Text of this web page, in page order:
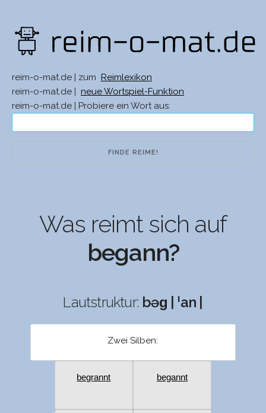
reim-o-mat.de | zum
Reimlexikon
reim-o-mat.de |
neue Wortspiel-Funktion
reim-o-mat.de | Probiere ein Wort aus:
Was reimt sich auf
begann?
Lautstruktur: bəɡ | ˈan |
Zwei Silben:
begrannt begannt